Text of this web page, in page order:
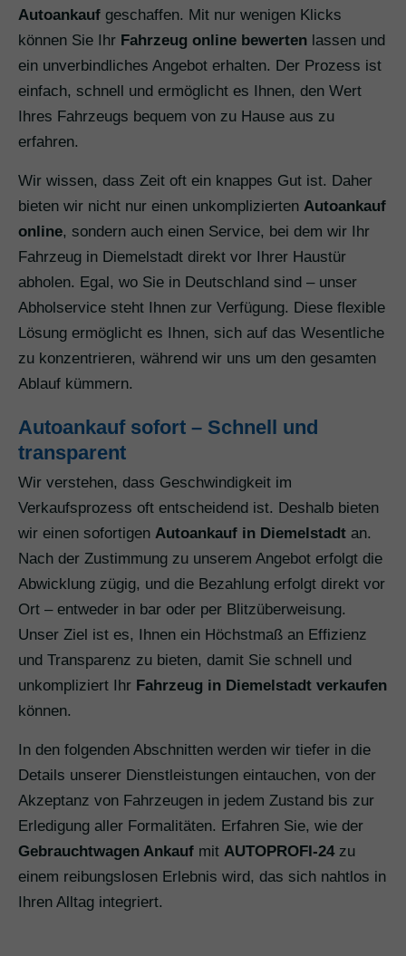
Autoankauf geschaffen. Mit nur wenigen Klicks
können Sie Ihr Fahrzeug online bewerten lassen und
ein unverbindliches Angebot erhalten. Der Prozess ist
einfach, schnell und ermöglicht es Ihnen, den Wert
Ihres Fahrzeugs bequem von zu Hause aus zu
erfahren.
Wir wissen, dass Zeit oft ein knappes Gut ist. Daher
bieten wir nicht nur einen unkomplizierten Autoankauf
online, sondern auch einen Service, bei dem wir Ihr
Fahrzeug in Diemelstadt direkt vor Ihrer Haustür
abholen. Egal, wo Sie in Deutschland sind – unser
Abholservice steht Ihnen zur Verfügung. Diese flexible
Lösung ermöglicht es Ihnen, sich auf das Wesentliche
zu konzentrieren, während wir uns um den gesamten
Ablauf kümmern.
Autoankauf sofort – Schnell und
transparent
Wir verstehen, dass Geschwindigkeit im
Verkaufsprozess oft entscheidend ist. Deshalb bieten
wir einen sofortigen Autoankauf in Diemelstadt an.
Nach der Zustimmung zu unserem Angebot erfolgt die
Abwicklung zügig, und die Bezahlung erfolgt direkt vor
Ort – entweder in bar oder per Blitzüberweisung.
Unser Ziel ist es, Ihnen ein Höchstmaß an Effizienz
und Transparenz zu bieten, damit Sie schnell und
unkompliziert Ihr Fahrzeug in Diemelstadt verkaufen
können.
In den folgenden Abschnitten werden wir tiefer in die
Details unserer Dienstleistungen eintauchen, von der
Akzeptanz von Fahrzeugen in jedem Zustand bis zur
Erledigung aller Formalitäten. Erfahren Sie, wie der
Gebrauchtwagen Ankauf mit AUTOPROFI-24zu
einem reibungslosen Erlebnis wird, das sich nahtlos in
Ihren Alltag integriert.